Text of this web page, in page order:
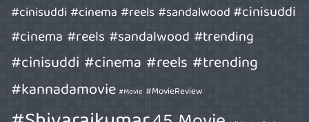
#cinisuddi #cinema #reels #sandalwood#cinisuddi
#cinema #reels #sandalwood #trending
#cinisuddi #cinema #reels #trending
#kannadamovie #Movie #MovieReview